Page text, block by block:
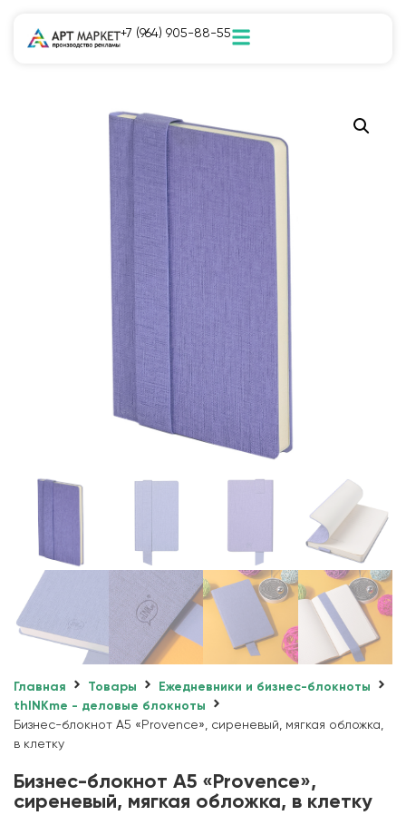
+7 (964) 905-88-55
Главная Товары
Ежедневники и бизнес-блокноты
thINKme - деловые блокноты
Бизнес-блокнот А5 «Provence», сиреневый, мягкая обложка,
в клетку
Бизнес-блокнот А5 «Provence»,
сиреневый, мягкая обложка, в клетку